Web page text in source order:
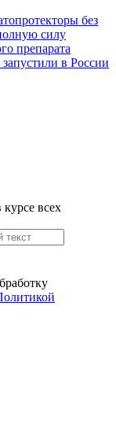
без
силу
препарата
в России
всех